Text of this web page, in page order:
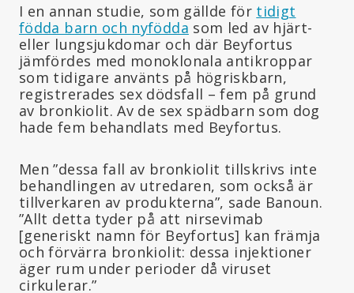
I en annan studie, som gällde för tidigt
födda barn och nyfödda som led av hjärt-
eller lungsjukdomar och där Beyfortus
jämfördes med monoklonala antikroppar
som tidigare använts på högriskbarn,
registrerades sex dödsfall – fem på grund
av bronkiolit. Av de sex spädbarn som dog
hade fem behandlats med Beyfortus.
Men ”dessa fall av bronkiolit tillskrivs inte
behandlingen av utredaren, som också är
tillverkaren av produkterna”, sade Banoun.
”Allt detta tyder på att nirsevimab
[generiskt namn för Beyfortus] kan främja
och förvärra bronkiolit: dessa injektioner
äger rum under perioder då viruset
cirkulerar.”